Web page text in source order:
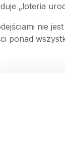
„loteria
nie
ponad